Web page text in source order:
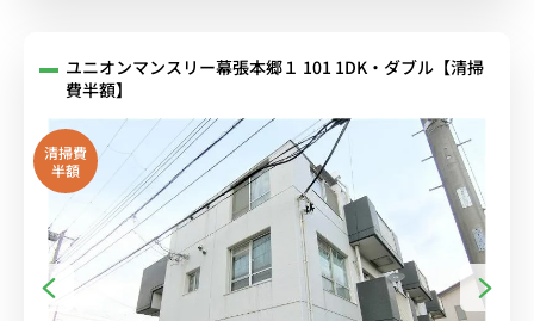
ユニオンマンスリー幕張本郷１ 101 1DK・ダブル【清掃
費半額】
清掃費
半額